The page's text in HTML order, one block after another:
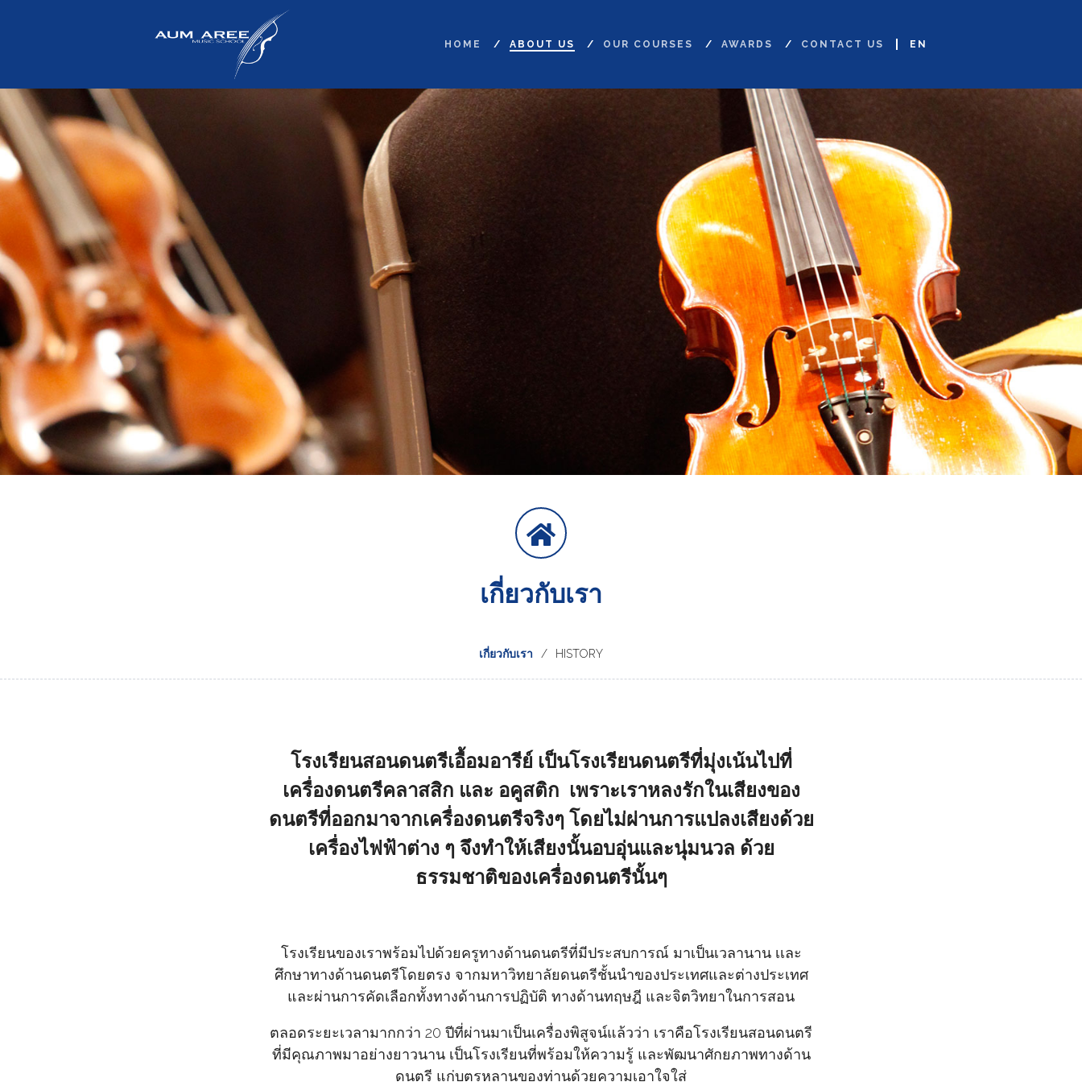
HOME ABOUT US OUR COURSES AWARDS CONTACT US EN
เกี่ยวกับเรา
เกี่ยวกับเรา HISTORY
โรงเรียนสอนดนตรีเอื้อมอารีย์ เป็นโรงเรียนดนตรีที่มุ่งเน้นไปที่
เครื่องดนตรีคลาสสิก และ อคูสติก เพราะเราหลงรักในเสียงของ
ดนตรีที่ออกมาจากเครื่องดนตรีจริงๆ โดยไม่ผ่านการแปลงเสียงด้วย
เครื่องไฟฟ้าต่าง ๆ จึงทำให้เสียงนั้นอบอุ่นและนุ่มนวล ด้วย
ธรรมชาติของเครื่องดนตรีนั้นๆ
โรงเรียนของเราพร้อมไปด้วยครูทางด้านดนตรีที่มีประสบการณ์ มาเป็นเวลานาน เเละ
ศึกษาทางด้านดนตรีโดยตรง จากมหาวิทยาลัยดนตรีชั้นนำของประเทศและต่างประเทศ
และผ่านการคัดเลือกทั้งทางด้านการปฏิบัติ ทางด้านทฤษฎี และจิตวิทยาในการสอน
ตลอดระยะเวลามากกว่า 20 ปีที่ผ่านมาเป็นเครื่องพิสูจน์แล้วว่า เราคือโรงเรียนสอนดนตรี
ที่มีคุณภาพมาอย่างยาวนาน เป็นโรงเรียนที่พร้อมให้ความรู้ และพัฒนาศักยภาพทางด้าน
ดนตรี แก่บุตรหลานของท่านด้วยความเอาใจใส่